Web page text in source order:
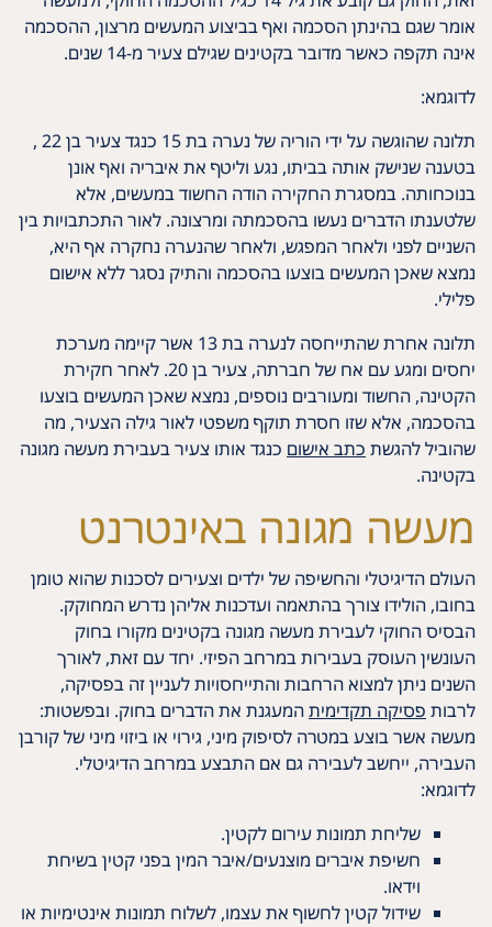
אומר שגם בהינתן הסכמה ואף בביצוע המעשים מרצון, ההסכמה
אינה תקפה כאשר מדובר בקטינים שגילם צעיר מ-14 שנים.
לדוגמא:
תלונה שהוגשה על ידי הוריה של נערה בת 15 כנגד צעיר בן 22 ,
בטענה שנישק אותה בביתו, נגע וליטף את איבריה ואף אונן
בנוכחותה. במסגרת החקירה הודה החשוד במעשים, אלא
שלטענתו הדברים נעשו בהסכמתה ומרצונה. לאור התכתבויות בין
השניים לפני ולאחר המפגש, ולאחר שהנערה נחקרה אף היא,
נמצא שאכן המעשים בוצעו בהסכמה והתיק נסגר ללא אישום
פלילי.
תלונה אחרת שהתייחסה לנערה בת 13 אשר קיימה מערכת
יחסים ומגע עם אח של חברתה, צעיר בן 20. לאחר חקירת
הקטינה, החשוד ומעורבים נוספים, נמצא שאכן המעשים בוצעו
בהסכמה, אלא שזו חסרת תוקף משפטי לאור גילה הצעיר, מה
שהוביל להגשת כתב אישום כנגד אותו צעיר בעבירת מעשה מגונה
בקטינה.
מעשה מגונה באינטרנט
העולם הדיגיטלי והחשיפה של ילדים וצעירים לסכנות שהוא טומן
בחובו, הולידו צורך בהתאמה ועדכנות אליהן נדרש המחוקק.
הבסיס החוקי לעבירת מעשה מגונה בקטינים מקורו בחוק
העונשין העוסק בעבירות במרחב הפיזי. יחד עם זאת, לאורך
השנים ניתן למצוא הרחבות והתייחסויות לעניין זה בפסיקה,
לרבות פסיקה תקדימיתהמעגנת את הדברים בחוק. ובפשטות:
מעשה אשר בוצע במטרה לסיפוק מיני, גירוי או ביזוי מיני של קורבן
העבירה, ייחשב לעבירה גם אם התבצע במרחב הדיגיטלי.
לדוגמא:
שליחת תמונות עירום לקטין.
חשיפת איברים מוצנעים/איבר המין בפני קטין בשיחת
וידאו.
שידול קטין לחשוף את עצמו, לשלוח תמונות אינטימיות או